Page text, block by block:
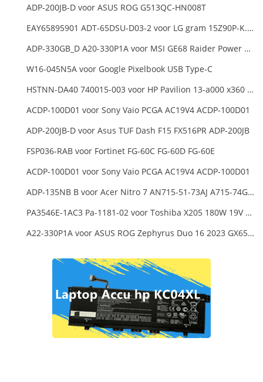
ADP-200JB-D voor ASUS ROG G513QC-HN008T
EAY65895901 ADT-65DSU-D03-2 voor LG gram 15Z90P-K.ARB6U1 16T90P, LG gram 15Z90Q 16Z90Q 17Z90Q16Z95PD Series
ADP-330GB_D A20-330P1A voor MSI GE68 Raider Power Supply
W16-045N5A voor Google Pixelbook USB Type-C
HSTNN-DA40 740015-003 voor HP Pavilion 13-a000 x360 11-h000 x2 Series 19.5v 45w 2.31a Blue Charger+Cord
ACDP-100D01 voor Sony Vaio PCGA AC19V4 ACDP-100D01
ADP-200JB-D voor Asus TUF Dash F15 FX516PR ADP-200JB
FSP036-RAB voor Fortinet FG-60C FG-60D FG-60E
ACDP-100D01 voor Sony Vaio PCGA AC19V4 ACDP-100D01
ADP-135NB B voor Acer Nitro 7 AN715-51-73AJ A715-74G-52B0 Notebook
PA3546E-1AC3 Pa-1181-02 voor Toshiba X205 180W 19V 9.5A Laptop DC Charger Power Supply
A22-330P1A voor ASUS ROG Zephyrus Duo 16 2023 GX650PY